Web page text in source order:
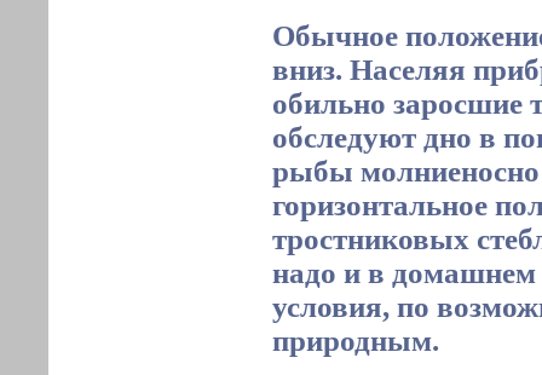
Обычное
вниз. Населяя
обильно заросшие
обследуют дно в
рыбы
горизонтальное
тростниковых
надо и в домашнем
условия, по
природным.